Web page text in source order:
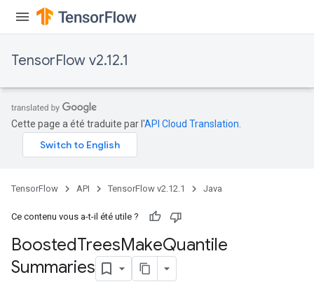
TensorFlow v2.12.1
Cette page a été traduite par l'API Cloud Translation
TensorFlow API TensorFlow v2.12.1 Java
Ce contenu vous a-t-il été utile ?
BoostedTreesMakeQuantile
Summaries